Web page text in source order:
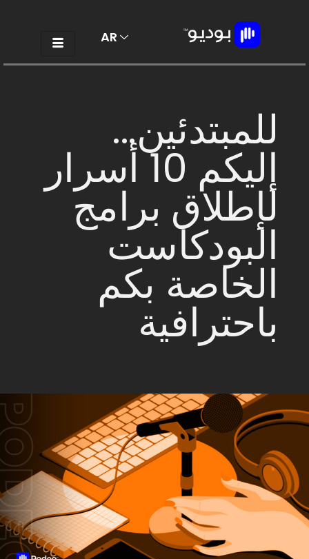
AR
للمبتدئين...
إليكم 10 أسرار
لإطلاق برامج
البودكاست
الخاصة بكم
باحترافية